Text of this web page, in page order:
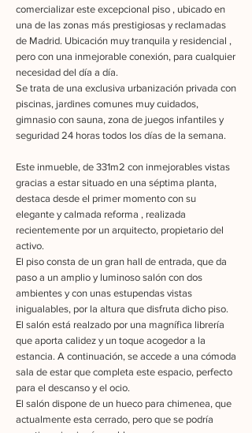
comercializar este excepcional piso , ubicado en
una de las zonas más prestigiosas y reclamadas
de Madrid. Ubicación muy tranquila y residencial ,
pero con una inmejorable conexión, para cualquier
necesidad del día a día.
Se trata de una exclusiva urbanización privada con
piscinas, jardines comunes muy cuidados,
gimnasio con sauna, zona de juegos infantiles y
seguridad 24 horas todos los días de la semana.
Este inmueble, de 331m2 con inmejorables vistas
gracias a estar situado en una séptima planta,
destaca desde el primer momento con su
elegante y calmada reforma , realizada
recientemente por un arquitecto, propietario del
activo.
El piso consta de un gran hall de entrada, que da
paso a un amplio y luminoso salón con dos
ambientes y con unas estupendas vistas
inigualables, por la altura que disfruta dicho piso.
El salón está realzado por una magnífica librería
que aporta calidez y un toque acogedor a la
estancia. A continuación, se accede a una cómoda
sala de estar que completa este espacio, perfecto
para el descanso y el ocio.
El salón dispone de un hueco para chimenea, que
actualmente esta cerrado, pero que se podría